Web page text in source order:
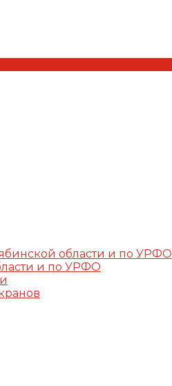
области и по УРФО
и по УРФО